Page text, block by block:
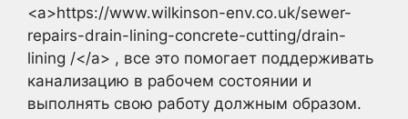
<a>https://www.wilkinson-env.co.uk/sewer-
repairs-drain-lining-concrete-cutting/drain-
lining /</a> , все это помогает поддерживать
канализацию в рабочем состоянии и
выполнять свою работу должным образом.